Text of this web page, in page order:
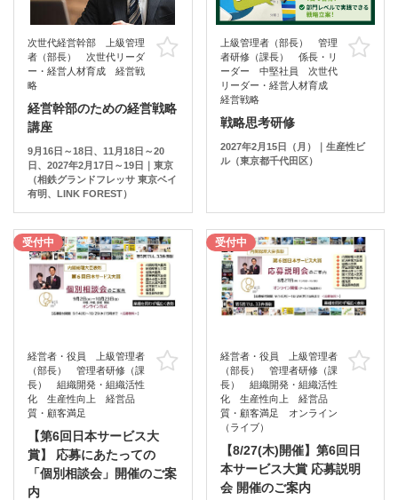
次世代経営幹部 上級管理
者（部長） 次世代リーダ
ー・経営人材育成 経営戦
略
お気に入り
経営幹部のための経営戦略
講座
9月16日～18日、11月18日～20
日、2027年2月17日～19日｜東京
（相鉄グランドフレッサ 東京ベイ
有明、LINK FOREST）
上級管理者（部長） 管理
者研修（課長） 係長・リ
ーダー 中堅社員 次世代
リーダー・経営人材育成
経営戦略
戦略思考研修
2027年2月15日（月）｜生産性ビ
ル（東京都千代田区）
受付中
経営者・役員 上級管理者
（部長） 管理者研修（課
長） 組織開発・組織活性
化 生産性向上 経営品
質・顧客満足
お気に入り
【第6回日本サービス大
賞】 応募にあたっての
「個別相談会」開催のご案
内
受付中
経営者・役員 上級管理者
（部長） 管理者研修（課
長） 組織開発・組織活性
化 生産性向上 経営品
質・顧客満足 オンライン
（ライブ）
【8/27(木)開催】第6回日
本サービス大賞 応募説明
会 開催のご案内